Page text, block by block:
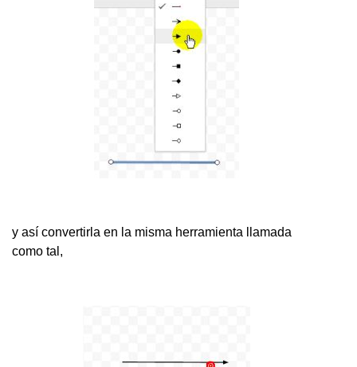
y así convertirla en la misma herramienta llamada
como tal,